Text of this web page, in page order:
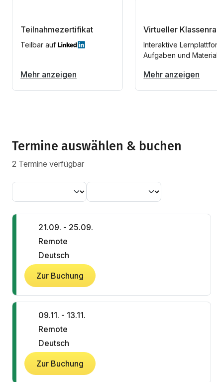
Teilnahmezertifikat
Teilbar auf
Mehr anzeigen
Virtueller
Interaktive
Aufgaben und
Mehr anzeigen
Termine auswählen & buchen
2 Termine verfügbar
21.09. - 25.09.
Remote
Deutsch
Zur Buchung
09.11. - 13.11.
Remote
Deutsch
Zur Buchung